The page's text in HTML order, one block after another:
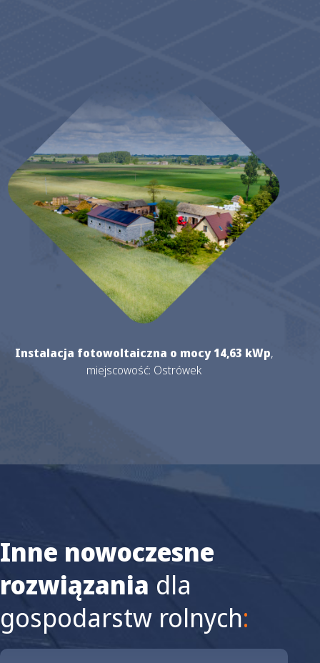
Instalacja fotowoltaiczna o mocy 14,63 kWp,
miejscowość: Ostrówek
Inne nowoczesne
rozwiązania dla
gospodarstw rolnych: